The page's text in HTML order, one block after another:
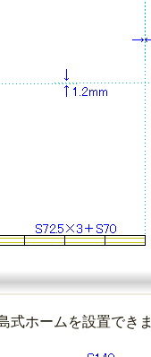
式ホームを設置でき